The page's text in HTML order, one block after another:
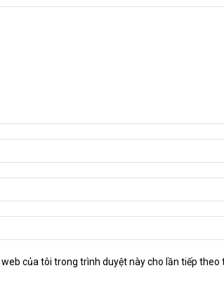
của tôi trong trình duyệt này cho lần tiếp theo